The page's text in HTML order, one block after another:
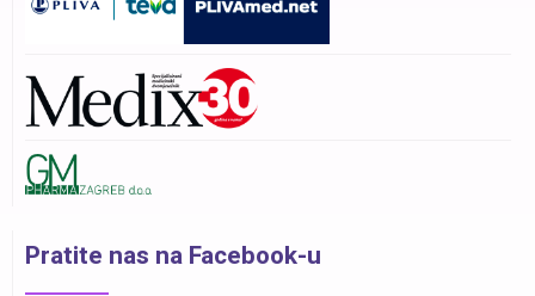
Pratite nas na Facebook-u